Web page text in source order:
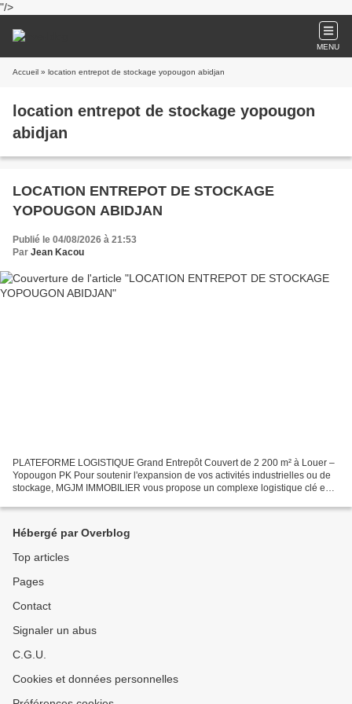
"/>
MENU
Accueil » location entrepot de stockage yopougon abidjan
location entrepot de stockage yopougon
abidjan
LOCATION ENTREPOT DE STOCKAGE
YOPOUGON ABIDJAN
Publié le 04/08/2026 à 21:53
Par Jean Kacou
PLATEFORME LOGISTIQUE Grand Entrepôt Couvert de 2 200 m² à Louer –
Yopougon PK Pour soutenir l'expansion de vos activités industrielles ou de
stockage, MGJM IMMOBILIER vous propose un complexe logistique clé en
Hébergé par Overblog
Top articles
Pages
Contact
Signaler un abus
C.G.U.
Cookies et données personnelles